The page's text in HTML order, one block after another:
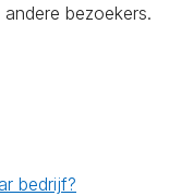
bezoekers.
bedrijf?